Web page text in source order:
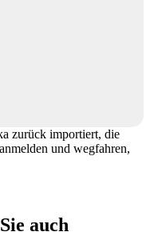
zurück importiert, die
und wegfahren,
auch